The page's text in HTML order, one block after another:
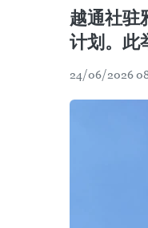
越通社驻
计划。此
24/06/2026